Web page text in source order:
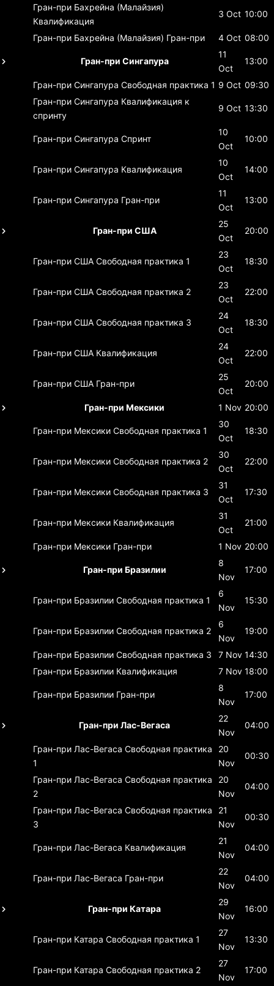
Гран-при Бахрейна (Малайзия)
Квалификация
3 Oct 10:00
Гран-при Бахрейна (Малайзия) Гран-при 4 Oct 08:00
Гран-при Сингапура
11
Oct
13:00
Гран-при Сингапура Свободная практика 1 9 Oct 09:30
Гран-при Сингапура Квалификация к
спринту
9 Oct 13:30
Гран-при Сингапура Спринт
10
Oct
10:00
Гран-при Сингапура Квалификация
10
Oct
14:00
Гран-при Сингапура Гран-при
11
Oct
13:00
Гран-при США
25
Oct
20:00
Гран-при США Свободная практика 1
23
Oct
18:30
Гран-при США Свободная практика 2
23
Oct
22:00
Гран-при США Свободная практика 3
24
Oct
18:30
Гран-при США Квалификация
24
Oct
22:00
Гран-при США Гран-при
25
Oct
20:00
Гран-при Мексики 1 Nov 20:00
Гран-при Мексики Свободная практика 1
30
Oct
18:30
Гран-при Мексики Свободная практика 2
30
Oct
22:00
Гран-при Мексики Свободная практика 3
31
Oct
17:30
Гран-при Мексики Квалификация
31
Oct
21:00
Гран-при Мексики Гран-при 1 Nov 20:00
Гран-при Бразилии
8
Nov
17:00
Гран-при Бразилии Свободная практика 1
6
Nov
15:30
Гран-при Бразилии Свободная практика 2
6
Nov
19:00
Гран-при Бразилии Свободная практика 3 7 Nov 14:30
Гран-при Бразилии Квалификация 7 Nov 18:00
Гран-при Бразилии Гран-при
8
Nov
17:00
Гран-при Лас-Вегаса
22
Nov
04:00
Гран-при Лас-Вегаса Свободная практика
1
20
Nov
00:30
Гран-при Лас-Вегаса Свободная практика
2
20
Nov
04:00
Гран-при Лас-Вегаса Свободная практика
3
21
Nov
00:30
Гран-при Лас-Вегаса Квалификация
21
Nov
04:00
Гран-при Лас-Вегаса Гран-при
22
Nov
04:00
Гран-при Катара
29
Nov
16:00
Гран-при Катара Свободная практика 1
27
Nov
13:30
Гран-при Катара Свободная практика 2
27
Nov
17:00